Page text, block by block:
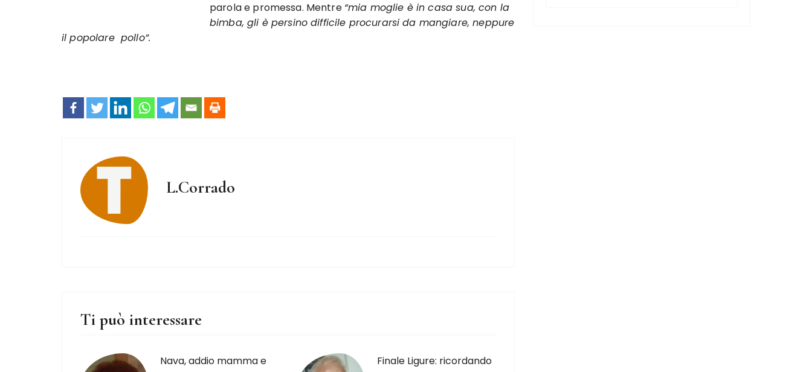
parola e promessa. Mentre “mia moglie è in casa sua, con la
bimba, gli è persino difficile procurarsi da mangiare, neppure
il popolare pollo”.
L.Corrado
Ti può interessare
Nava, addio mamma e
Finale Ligure: ricordando